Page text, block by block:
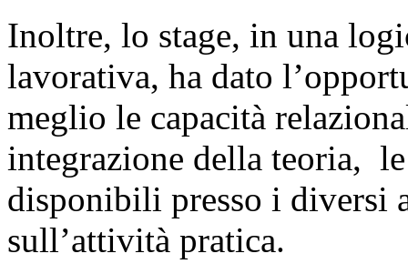
Inoltre, lo stage, in una
lavorativa, ha dato
meglio le capacità
integrazione della teoria,
disponibili presso i diversi
sull’attività pratica.